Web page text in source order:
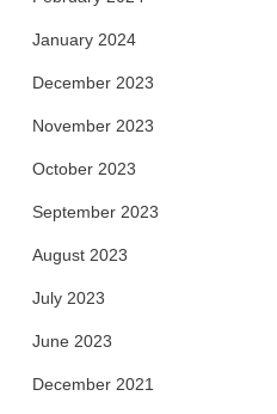
January 2024
December 2023
November 2023
October 2023
September 2023
August 2023
July 2023
June 2023
December 2021